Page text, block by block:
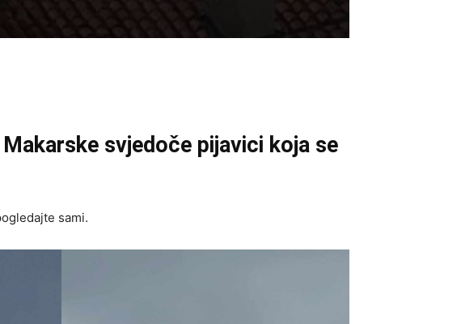
svjedoče pijavici koja se
sami.